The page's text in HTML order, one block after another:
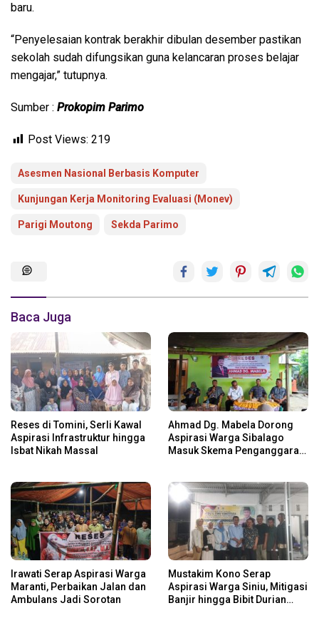
baru.
“Penyelesaian kontrak berakhir dibulan desember pastikan
sekolah sudah difungsikan guna kelancaran proses belajar
mengajar,” tutupnya.
Sumber : Prokopim Parimo
Post Views: 219
Asesmen Nasional Berbasis Komputer
Kunjungan Kerja Monitoring Evaluasi (Monev)
Parigi Moutong Sekda Parimo
Baca Juga
Reses di Tomini, Serli Kawal
Aspirasi Infrastruktur hingga
Isbat Nikah Massal
Ahmad Dg. Mabela Dorong
Aspirasi Warga Sibalago
Masuk Skema Penganggaran
Irawati Serap Aspirasi Warga
Maranti, Perbaikan Jalan dan
Ambulans Jadi Sorotan
Mustakim Kono Serap
Aspirasi Warga Siniu, Mitigasi
Banjir hingga Bibit Durian